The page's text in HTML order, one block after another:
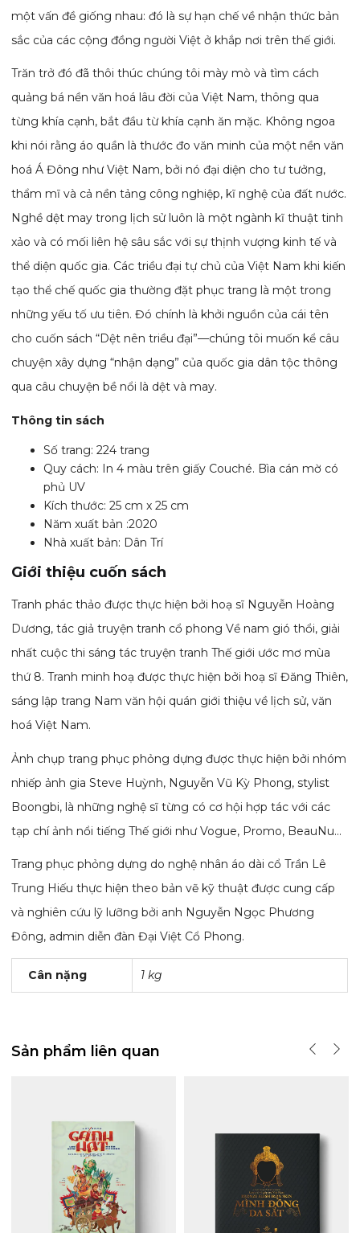
một vấn đề giống nhau: đó là sự hạn chế về nhận thức bản
sắc của các cộng đồng người Việt ở khắp nơi trên thế giới.
Trăn trở đó đã thôi thúc chúng tôi mày mò và tìm cách
quảng bá nền văn hoá lâu đời của Việt Nam, thông qua
từng khía cạnh, bắt đầu từ khía cạnh ăn mặc. Không ngoa
khi nói rằng áo quần là thước đo văn minh của một nền văn
hoá Á Đông như Việt Nam, bởi nó đại diện cho tư tưởng,
thẩm mĩ và cả nền tảng công nghiệp, kĩ nghệ của đất nước.
Nghề dệt may trong lịch sử luôn là một ngành kĩ thuật tinh
xảo và có mối liên hệ sâu sắc với sự thịnh vượng kinh tế và
thể diện quốc gia. Các triều đại tự chủ của Việt Nam khi kiến
tạo thể chế quốc gia thường đặt phục trang là một trong
những yếu tố ưu tiên. Đó chính là khởi nguồn của cái tên
cho cuốn sách “Dệt nên triều đại”—chúng tôi muốn kể câu
chuyện xây dựng “nhận dạng” của quốc gia dân tộc thông
qua câu chuyện bề nổi là dệt và may.
Thông tin sách
Số trang: 224 trang
Quy cách: In 4 màu trên giấy Couché. Bìa cán mờ có
phủ UV
Kích thước: 25 cm x 25 cm
Năm xuất bản :2020
Nhà xuất bản: Dân Trí
Giới thiệu cuốn sách
Tranh phác thảo được thực hiện bởi hoạ sĩ Nguyễn Hoàng
Dương, tác giả truyện tranh cổ phong Về nam gió thổi, giải
nhất cuộc thi sáng tác truyện tranh Thế giới ước mơ mùa
thứ 8. Tranh minh hoạ được thực hiện bởi hoạ sĩ Đăng Thiên,
sáng lập trang Nam văn hội quán giới thiệu về lịch sử, văn
hoá Việt Nam.
Ảnh chụp trang phục phỏng dựng được thực hiện bởi nhóm
nhiếp ảnh gia Steve Huỳnh, Nguyễn Vũ Kỳ Phong, stylist
Boongbi, là những nghệ sĩ từng có cơ hội hợp tác với các
tạp chí ảnh nổi tiếng Thế giới như Vogue, Promo, BeauNu…
Trang phục phỏng dựng do nghệ nhân áo dài cổ Trần Lê
Trung Hiếu thực hiện theo bản vẽ kỹ thuật được cung cấp
và nghiên cứu lỹ lưỡng bởi anh Nguyễn Ngọc Phương
Đông, admin diễn đàn Đại Việt Cổ Phong.
Cân nặng 1 kg
Sản phẩm liên quan